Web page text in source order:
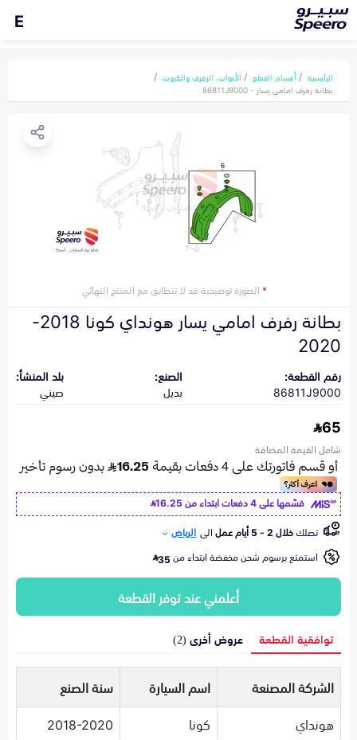
E
الرئيسية أقسام القطع
الأبواب، الرفرف والكبوت
بطانة رفرف امامي يسار - 86811J9000
*الصورة توضيحية قد لا تتطابق مع المنتج النهائي
بطانة رفرف امامي يسار هونداي كونا 2018-
2020
رقم القطعة:
86811J9000
الصنع:
بديل
بلد المنشأ:
صيني
65
شامل القيمة المضافة
قسّمها على 4 دفعات ابتداء من
16.25
تصلكخلال 2 - 5 أيام عمل الى الرياض
استمتع برسوم شحن مخفضة ابتداء من35
أعلمني عند توفر القطعة
توافقية القطعة عروض أخرى (2)
الشركة المصنعة اسم السيارة
سنة الصنع
هونداي
كونا 2018-2020